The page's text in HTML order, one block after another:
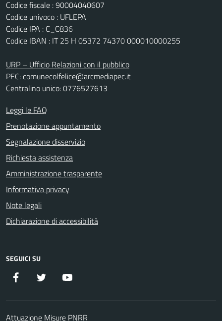
Codice fiscale : 90004040607
Codice univoco : UFLEPA
Codice IPA : C_C836
Codice IBAN : IT 25 H 05372 74370 000010000255
URP – Ufficio Relazioni con il pubblico
PEC:comunecolfelice@arcmediapec.it
Centralino unico: 0776527613
Leggi le FAQ
Prenotazione appuntamento
Segnalazione disservizio
Richiesta assistenza
Amministrazione trasparente
Informativa privacy
Note legali
Dichiarazione di accessibilità
SEGUICI SU
Facebook Twitter
Attuazione Misure PNRR